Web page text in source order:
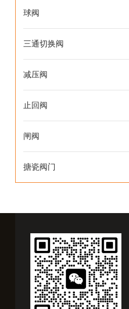
球阀
三通切换阀
减压阀
止回阀
闸阀
搪瓷阀门